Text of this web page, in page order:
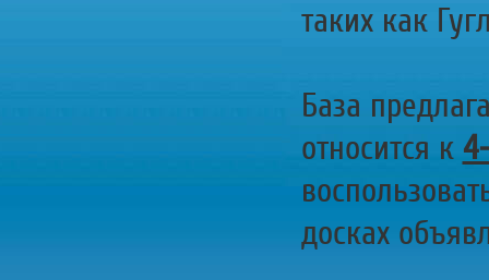
таких как
База
относится к
досках